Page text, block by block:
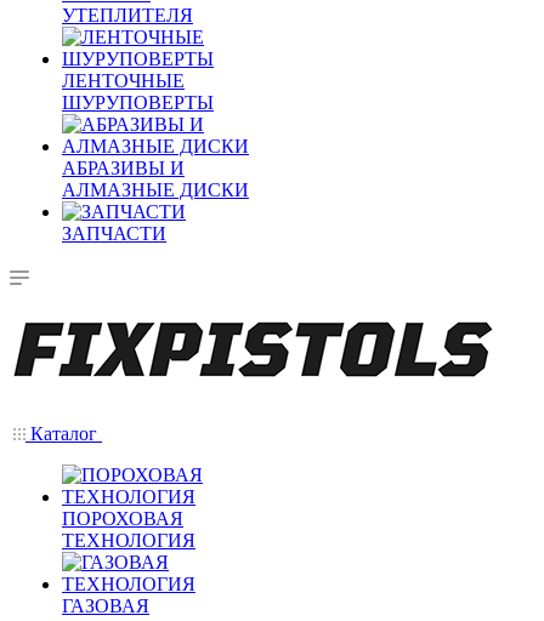
УТЕПЛИТЕЛЯ
ЛЕНТОЧНЫЕ
ШУРУПОВЕРТЫ
АБРАЗИВЫ И
АЛМАЗНЫЕ ДИСКИ
ЗАПЧАСТИ
Каталог
ПОРОХОВАЯ
ТЕХНОЛОГИЯ
ГАЗОВАЯ